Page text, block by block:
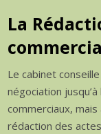
La
Le cabinet
négociation
commerciaux,
rédaction des